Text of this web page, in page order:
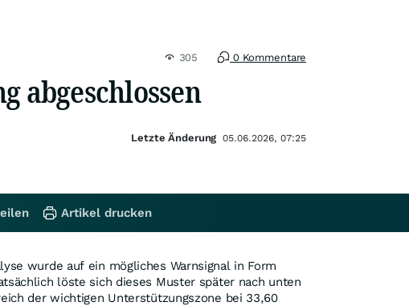
305 0 Kommentare
abgeschlossen
wurde auf ein mögliches Warnsignal in Form
löste sich dieses Muster später nach unten
der wichtigen Unterstützungszone bei 33,60
Letzte Änderung 05.06.2026, 07:25
Artikel drucken